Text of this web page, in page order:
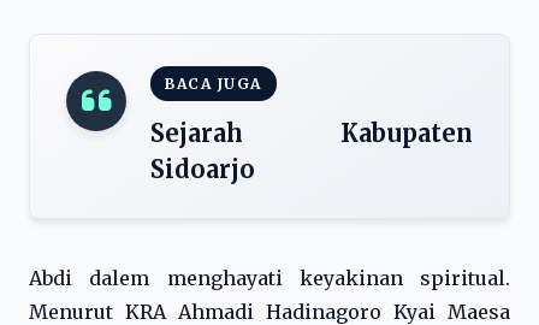
BACA JUGA
Sejarah Kabupaten
Sidoarjo
Abdi dalem menghayati keyakinan spiritual.
Menurut KRA Ahmadi Hadinagoro Kyai Maesa